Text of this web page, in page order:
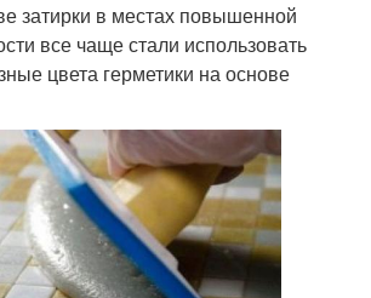
затирки в местах повышенной
все чаще стали использовать
цвета герметики на основе